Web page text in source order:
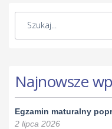
Najnowsze
Egzamin maturalny
2 lipca 2026